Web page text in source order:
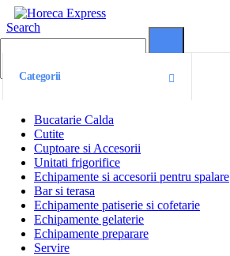
Search
Categorii
Bucatarie Calda
Cutite
Cuptoare si Accesorii
Unitati frigorifice
Echipamente si accesorii pentru spalare
Bar si terasa
Echipamente patiserie si cofetarie
Echipamente gelaterie
Echipamente preparare
Servire